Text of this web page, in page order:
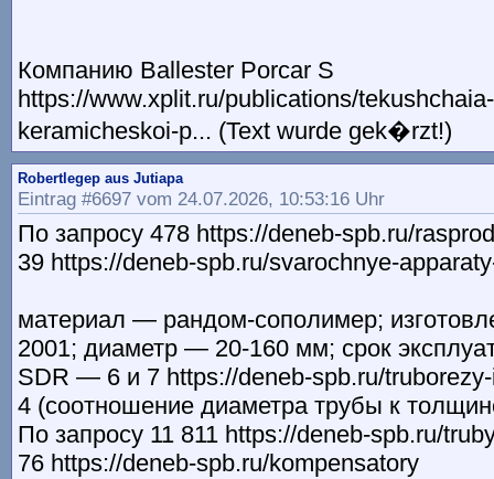
Компанию Ballester Porcar S
https://www.xplit.ru/publications/
keramicheskoi-p... (Text wurde gek�rzt!)
Robertlegep aus Jutiapa
Eintrag #6697 vom 24.07.2026, 10:53:16 Uhr
По запросу 478 https://deneb-spb.ru/
39 https://deneb-spb.ru/svarochnye-
материал — рандом-сополимер;
2001; диаметр — 20-160 мм; срок
SDR — 6 и 7 https://deneb-spb.ru/
4 (соотношение диаметра трубы к
По запросу 11 811 https://deneb-spb.ru/
76 https://deneb-spb.ru/kompensatory